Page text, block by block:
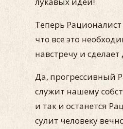
Теперь
что все это
навстречу и
Да, прогрессивный
служит нашему
и так и останется
сулит человеку